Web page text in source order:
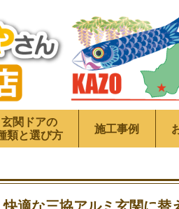
玄関ドアの
類と選び方
施工事例